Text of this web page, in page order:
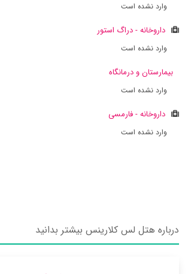
وارد نشده است
داروخانه - دراگ استور
وارد نشده است
بیمارستان و درمانگاه
وارد نشده است
داروخانه - فارمسی
وارد نشده است
درباره هتل لس کلارینس بیشتر بدانید